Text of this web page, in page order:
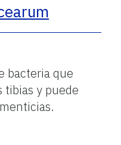
bacteria que
tibias y puede